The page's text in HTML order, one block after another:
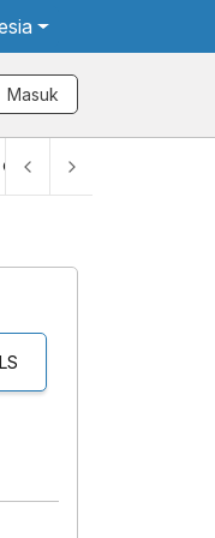
Masuk
GINI RASIO (SEM2)